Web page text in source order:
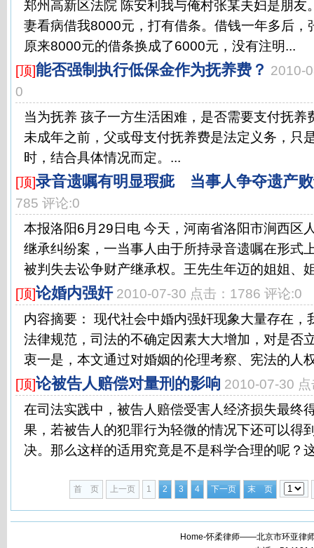
郑州高新区法院 陈安利我与俺村张某夫妇是朋友
妻看病借我8000元，打有借条。借钱一年多后，
原来8000元的借条换成了6000元，没有注明...
[顶]能否强制执行低保金作为抚养费？ 2010-
0
当为抚养 孩子一方生活困难，是否需要支付抚养
未成年之前，父或母支付抚养费是法定义务，只
时，结合具体情况而定。...
[顶]录音遗嘱有明显瑕疵 当事人争夺遗产
785 评论:0
本报洛阳6月29日电 今天，河南省洛阳市涧西区
继承纠纷案，一当事人由于所持录音遗嘱在形式
被判失去讼争财产继承权。王先生年迈的姐姐、
[顶]论婚内强奸 2010-07-30 点击：1786 评论:0
内容摘要： 现代社会中婚内强奸现象大量存在，
法律规范，司法的不确定因素大大增加，对是否
衷一是，本文通过对婚姻的伦理考察、宪法的人
[顶]论被告人赔偿对量刑的影响 2010-07-30
在司法实践中，被告人赔偿受害人经济损失最终
果，若被告人的犯罪行为轻微的情况下还可以得
决。那么这样的适用究竟是不是科学合理的呢？
首 页 上一页 1 2 3 4 下一页 末 页
Home-怀柔律师——北京市环亚律